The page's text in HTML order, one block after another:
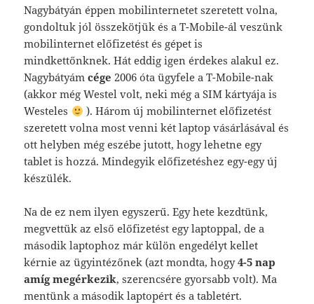
Nagybátyán éppen mobilinternetet szeretett volna,
gondoltuk jól összekötjük és a T-Mobile-ál veszünk
mobilinternet előfizetést és gépet is
mindkettőnknek. Hát eddig igen érdekes alakul ez.
Nagybátyámcége 2006 óta ügyfele a T-Mobile-nak
(akkor még Westel volt, neki még a SIM kártyája is
Westeles
). Három új mobilinternet előfizetést
szeretett volna most venni két laptop vásárlásával és
ott helyben még eszébe jutott, hogy lehetne egy
tablet is hozzá. Mindegyik előfizetéshez egy-egy új
készülék.
Na de ez nem ilyen egyszerű. Egy hete kezdtünk,
megvettük az első előfizetést egy laptoppal, de a
második laptophoz már külön engedélyt kellet
kérnie az ügyintézőnek (azt mondta, hogy4-5 nap
amíg megérkezik, szerencsére gyorsabb volt). Ma
mentünk a második laptopért és a tabletért.